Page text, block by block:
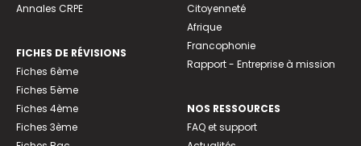
Annales CRPE
FICHES DE RÉVISIONS
Fiches 6ème
Fiches 5ème
Fiches 4ème
Fiches 3ème
Citoyenneté
Afrique
Francophonie
Rapport - Entreprise à mission
NOS RESSOURCES
FAQ et support